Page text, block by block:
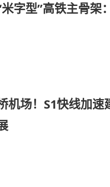
字型”高铁主骨架
机场！S1快线加速